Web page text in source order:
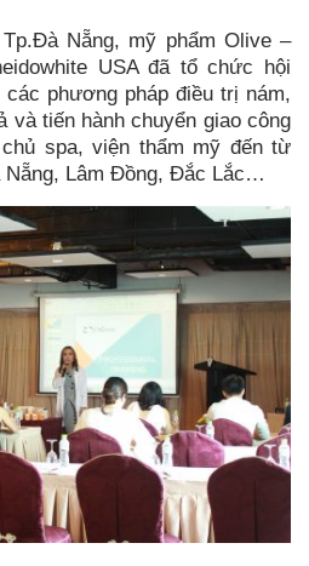
Nẵng, mỹ phẩm Olive –
USA đã tổ chức hội
phương pháp điều trị nám,
và tiến hành chuyển giao công
spa, viện thẩm mỹ đến từ
Nẵng, Lâm Đồng, Đắc Lắc…